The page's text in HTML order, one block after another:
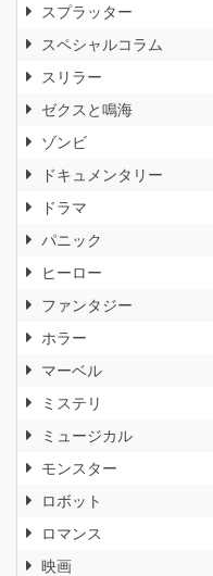
スプラッター
スペシャルコラム
スリラー
ゼクスと鳴海
ゾンビ
ドキュメンタリー
ドラマ
パニック
ヒーロー
ファンタジー
ホラー
マーベル
ミステリ
ミュージカル
モンスター
ロボット
ロマンス
映画